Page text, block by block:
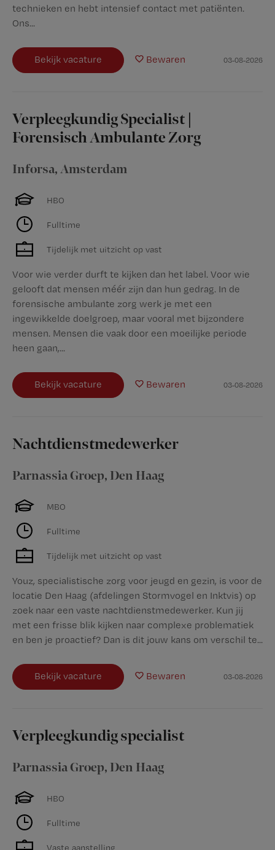
technieken en hebt intensief contact met patiënten.
Ons...
Bekijk vacature Bewaren 03-08-2026
Verpleegkundig Specialist |
Forensisch Ambulante Zorg
Inforsa, Amsterdam
HBO
Fulltime
Tijdelijk met uitzicht op vast
Voor wie verder durft te kijken dan het label. Voor wie
gelooft dat mensen méér zijn dan hun gedrag. In de
forensische ambulante zorg werk je met een
ingewikkelde doelgroep, maar vooral met bijzondere
mensen. Mensen die vaak door een moeilijke periode
heen gaan,...
Bekijk vacature Bewaren 03-08-2026
Nachtdienstmedewerker
Parnassia Groep, Den Haag
MBO
Fulltime
Tijdelijk met uitzicht op vast
Youz, specialistische zorg voor jeugd en gezin, is voor de
locatie Den Haag (afdelingen Stormvogel en Inktvis) op
zoek naar een vaste nachtdienstmedewerker. Kun jij
met een frisse blik kijken naar complexe problematiek
en ben je proactief? Dan is dit jouw kans om verschil te...
Bekijk vacature Bewaren 03-08-2026
Verpleegkundig specialist
Parnassia Groep, Den Haag
HBO
Fulltime
Vaste aanstelling